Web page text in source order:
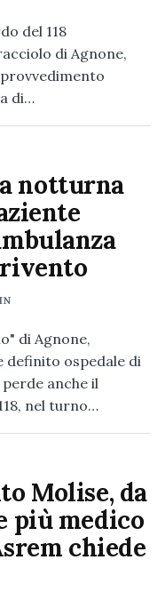
del 118
di Agnone,
di…
notturna
di Agnone,
definito ospedale di
anche il
nel turno…
Molise, da
più medico
chiede